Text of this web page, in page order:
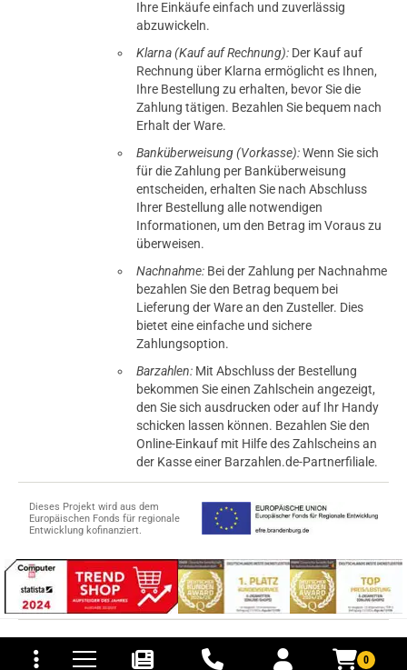
0
und Versandkosten
Ihre Einkäufe einfach und zuverlässig
abzuwickeln.
Klarna (Kauf auf Rechnung): Der Kauf auf
Rechnung über Klarna ermöglicht es Ihnen,
Ihre Bestellung zu erhalten, bevor Sie die
Zahlung tätigen. Bezahlen Sie bequem nach
Erhalt der Ware.
Banküberweisung (Vorkasse):Wenn Sie sich
für die Zahlung per Banküberweisung
entscheiden, erhalten Sie nach Abschluss
Ihrer Bestellung alle notwendigen
Informationen, um den Betrag im Voraus zu
überweisen.
Nachnahme: Bei der Zahlung per Nachnahme
bezahlen Sie den Betrag bequem bei
Lieferung der Ware an den Zusteller. Dies
bietet eine einfache und sichere
Zahlungsoption.
Barzahlen: Mit Abschluss der Bestellung
bekommen Sie einen Zahlschein angezeigt,
den Sie sich ausdrucken oder auf Ihr Handy
schicken lassen können. Bezahlen Sie den
Online-Einkauf mit Hilfe des Zahlscheins an
der Kasse einer Barzahlen.de-Partnerfiliale.
Dieses Projekt wird aus dem
Europäischen Fonds für regionale
Entwicklung kofinanziert.
© 2015-2026 PB-ViGoods GmbH
*Preise inkl. Mehrwertsteuer, zzgl.
Versandkosten